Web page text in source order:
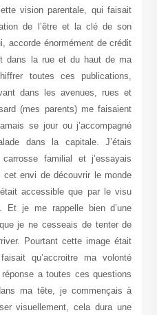
vision parentale, qui faisait
de l’être et la clé de son
accorde énormément de crédit
dans la rue et du haut de ma
toutes ces publications,
dans les avenues, rues et
(mes parents) me faisaient
se jour ou j’accompagné
dans la capitale. J’étais
familial et j’essayais
cet envi de découvrir le monde
accessible que par le visu
Et je me rappelle bien d’une
je ne cesseais de tenter de
Pourtant cette image était
qu’accroitre ma volonté
a toutes ces questions
ma tête, je commençais à
visuellement, cela dura une